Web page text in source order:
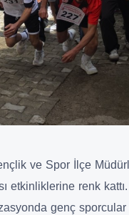
ve Spor İlçe
etkinliklerine renk
genç